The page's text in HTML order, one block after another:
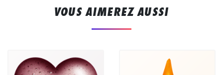
VOUS AIMEREZ AUSSI